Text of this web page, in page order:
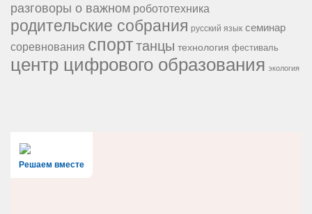
разговоры о важном робототехника
родительские собрания русский язык семинар
соревнования спорттанцы технология фестиваль
центр цифрового образования экология
Решаем вместе